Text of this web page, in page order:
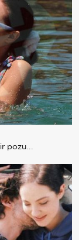
pozu...